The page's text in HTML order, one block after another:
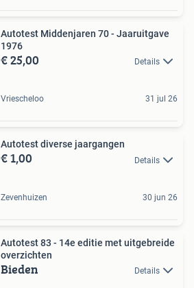
Autotest Middenjaren 70 - Jaaruitgave
1976
€ 25,00 Details
Vriescheloo 31 jul 26
Autotest diverse jaargangen
€ 1,00 Details
Zevenhuizen 30 jun 26
Autotest 83 - 14e editie met uitgebreide
overzichten
Bieden Details